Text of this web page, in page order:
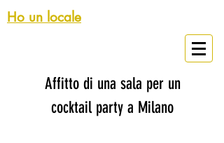
Ho un locale
Affitto di una sala per un
cocktail party a Milano